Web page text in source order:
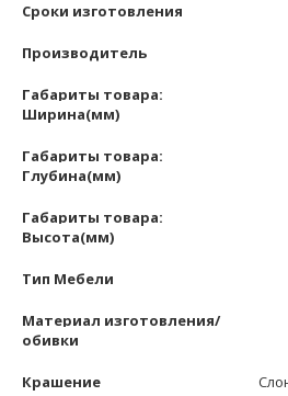
Сроки изготовления
Производитель
Габариты товара:
Ширина(мм)
Габариты товара:
Глубина(мм)
Габариты товара:
Высота(мм)
Тип Мебели
Материал изготовления/
обивки
Крашение